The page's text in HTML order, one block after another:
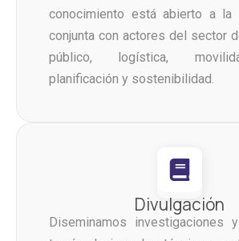
conocimiento está abierto a la
conjunta con actores del sector
público, logística,
planificación y sostenibilidad.
Divulgación
Diseminamos investigaciones